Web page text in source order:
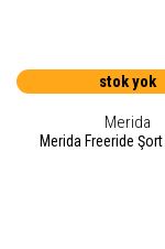
stok yok
Merida
Merida Freeride Şort